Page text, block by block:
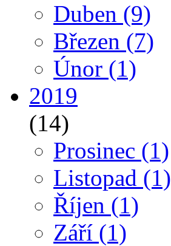
Duben (9)
Březen (7)
Únor (1)
2019
(14)
Prosinec (1)
Listopad (1)
Říjen (1)
Září (1)